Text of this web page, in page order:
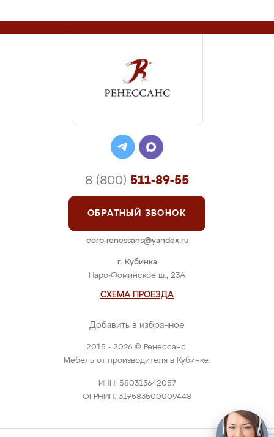
2015 - 2026 © Ренессанс.
Мебель от производителя в Кубинке.
ИНН: 580313642057
ОГРНИП: 317583500009448
г. Кубинка
Наро-Фоминское ш., 23А
СХЕМА ПРОЕЗДА
Добавить в избранное
8 (800) 511-89-55
ОБРАТНЫЙ ЗВОНОК
corp-renessans@yandex.ru